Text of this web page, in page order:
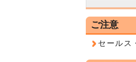
ご注意
セールス